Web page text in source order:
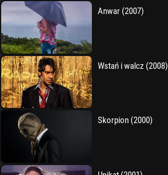
Anwar (2007)
Wstań i walcz (2008)
Skorpion (2000)